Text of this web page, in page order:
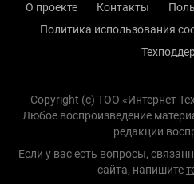
О проекте Контакты
Политика использования
Copyright (с) TOO «Интернет
Любое воспроизведение
редакции
Если у вас есть вопросы,
сайта, напишите